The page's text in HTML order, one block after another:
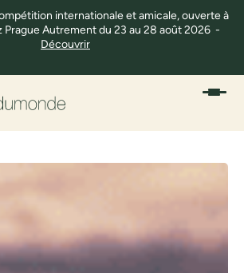
internationale et amicale, ouverte à
Autrement du 23 au 28 août 2026 -
Découvrir